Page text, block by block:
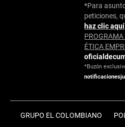
*Para
peticiones,
haz clic aquí
PROGRAMA
ÉTICA
*Buzón
GRUPO EL COLOMBIANO